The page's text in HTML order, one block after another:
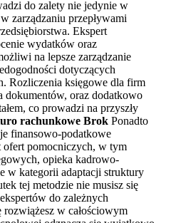
do zalety nie jedynie w
zarządzaniu przepływami
Ekspert
wydatków oraz
na lepsze zarządzanie
dotyczących
Rozliczenia księgowe dla firm
dokumentów, oraz dodatkowo
co prowadzi na przyszły
rachunkowe Brok Ponadto
finansowo-podatkowe
ofert pomocniczych, w tym
opieka kadrowo-
w kategorii adaptacji struktury
tej metodzie nie musisz się
do zależnych
w całościowym